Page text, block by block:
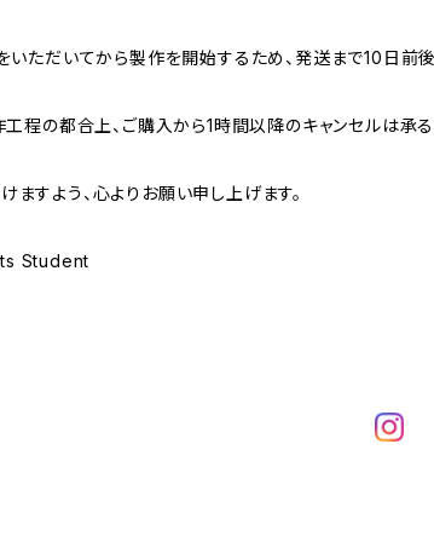
いただいてから製作を開始するため、発送まで10日前
程の都合上、ご購入から1時間以降のキャンセルは承る
ますよう、心よりお願い申し上げます。
Student